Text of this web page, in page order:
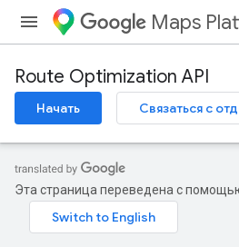
Maps
Route Optimization API
Начать Связаться с
Эта страница переведена с